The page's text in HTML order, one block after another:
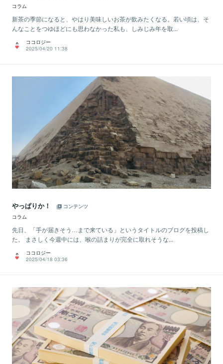
コラム
新茶の季節になると、やはり美味しいお茶が飲みたくなる。若い頃は、そ
んなことをつゆほどにも思わなかった私も、しみじみ年を取...
ココロジー
2025/04/20 11:38
やっぱりか！
コンテンツ
コラム
先日、「手が届きそう…まで来ている」というタイトルのブログを投稿し
た。 まさしく今週中には、喉の詰まりが完全に取れそうな...
ココロジー
2025/04/18 03:36